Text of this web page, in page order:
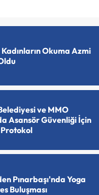
Kadınların Okuma Azmi
ve MMO
Asansör Güvenliği İçin
Pınarbaşı'nda Yoga
Buluşması